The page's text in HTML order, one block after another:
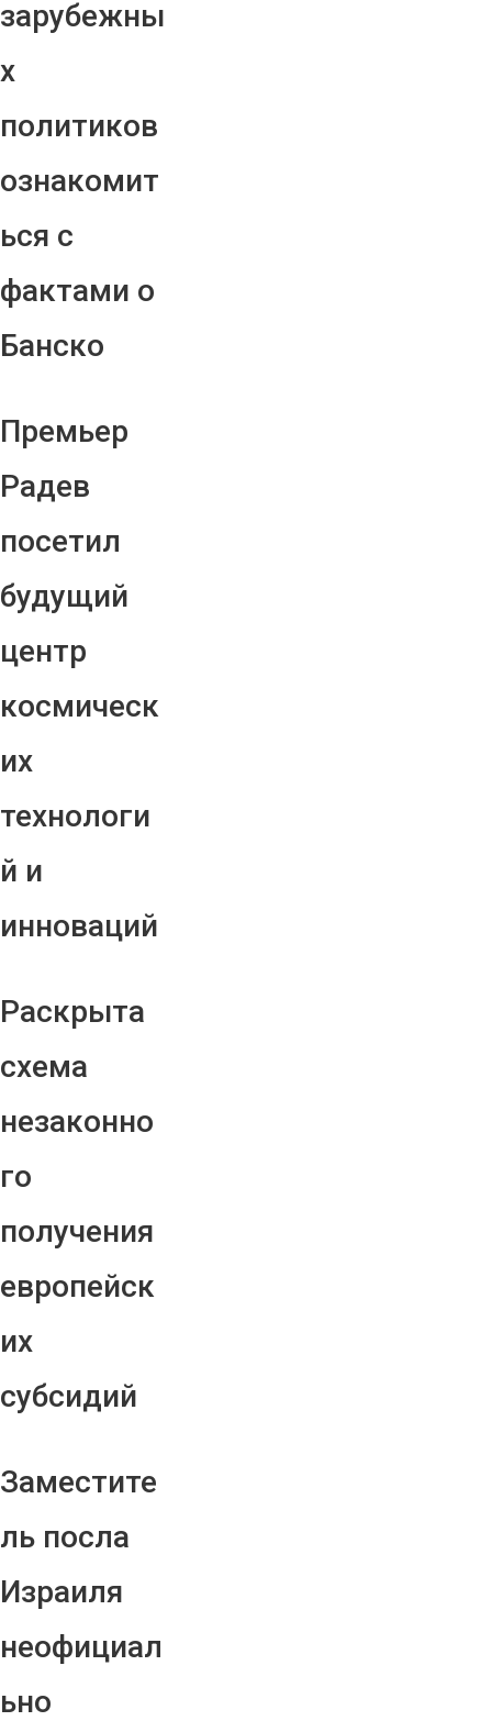
зарубежны
х
политиков
ознакомит
ься с
фактами о
Банско
Премьер
Радев
посетил
будущий
центр
космическ
их
технологи
й и
инноваций
Раскрыта
схема
незаконно
го
получения
европейск
их
субсидий
Заместите
ль посла
Израиля
неофициал
ьно